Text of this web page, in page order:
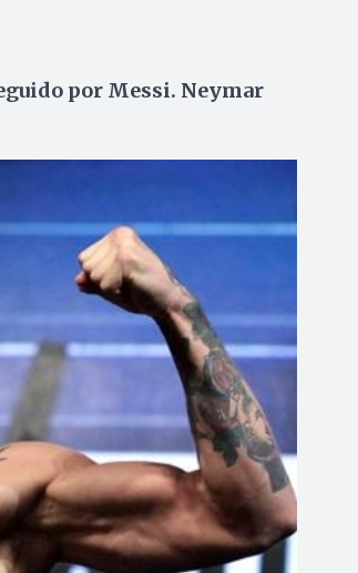
por Messi. Neymar